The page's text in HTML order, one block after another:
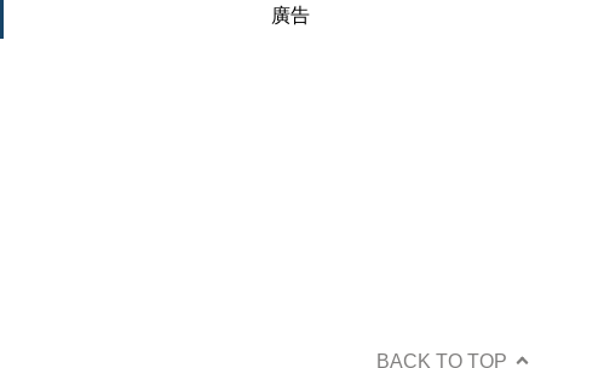
廣告
BACK TO TOP